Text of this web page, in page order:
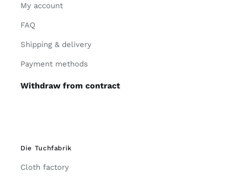
My account
FAQ
Shipping & delivery
Payment methods
Withdraw from contract
Die Tuchfabrik
Cloth factory